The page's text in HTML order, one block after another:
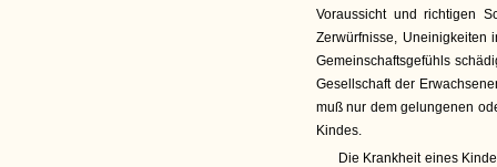
Voraussicht und richtigen
Zerwürfnisse, Uneinigkeiten
Gemeinschaftsgefühls
Gesellschaft der
muß nur dem gelungenen
Kindes.
Die Krankheit eines